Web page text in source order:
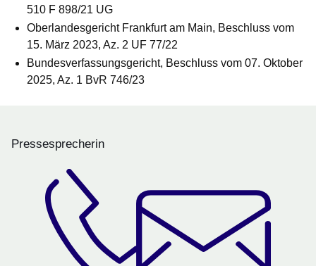
510 F 898/21 UG
Oberlandesgericht Frankfurt am Main, Beschluss vom
15. März 2023, Az. 2 UF 77/22
Bundesverfassungsgericht, Beschluss vom 07. Oktober
2025, Az. 1 BvR 746/23
Pressesprecherin